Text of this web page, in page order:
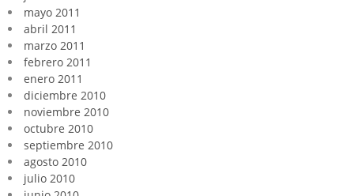
mayo 2011
abril 2011
marzo 2011
febrero 2011
enero 2011
diciembre 2010
noviembre 2010
octubre 2010
septiembre 2010
agosto 2010
julio 2010